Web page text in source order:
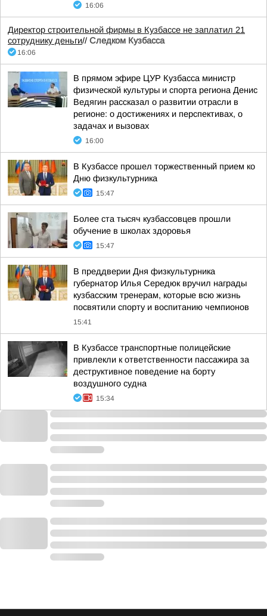
16:06
Директор строительной фирмы в Кузбассе не заплатил 21
сотруднику деньги// Следком Кузбасса
16:06
В прямом эфире ЦУР Кузбасса министр
физической культуры и спорта региона Денис
Ведягин рассказал о развитии отрасли в
регионе: о достижениях и перспективах, о
задачах и вызовах
16:00
В Кузбассе прошел торжественный прием ко
Дню физкультурника
15:47
Более ста тысяч кузбассовцев прошли
обучение в школах здоровья
15:47
В преддверии Дня физкультурника
губернатор Илья Середюк вручил награды
кузбасским тренерам, которые всю жизнь
посвятили спорту и воспитанию чемпионов
15:41
В Кузбассе транспортные полицейские
привлекли к ответственности пассажира за
деструктивное поведение на борту
воздушного судна
15:34